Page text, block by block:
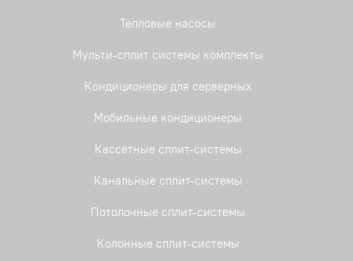
Тепловые насосы
Мульти-сплит системы комплекты
Кондиционеры для серверных
Мобильные кондиционеры
Кассетные сплит-системы
Канальные сплит-системы
Потолочные сплит-системы
Колонные сплит-системы